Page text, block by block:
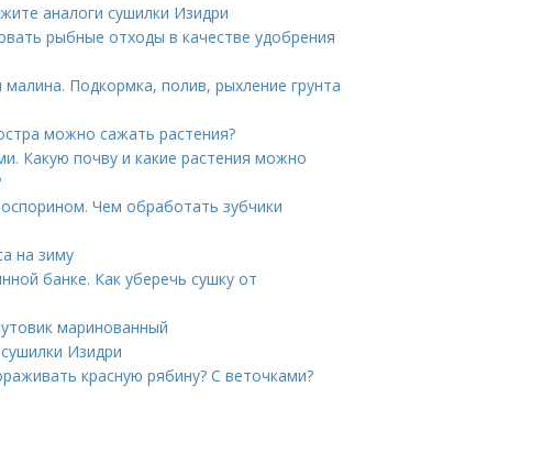
аналоги сушилки Изидри
рыбные отходы в качестве удобрения
Подкормка, полив, рыхление грунта
можно сажать растения?
Какую почву и какие растения можно
Чем обработать зубчики
на зиму
банке. Как уберечь сушку от
маринованный
Изидри
красную рябину? С веточками?